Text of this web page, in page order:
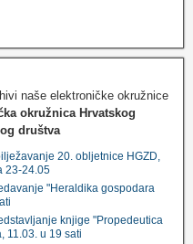
naše elektroničke okružnice
okružnica Hrvatskog
društva
20. obljetnice HGZD,
23-24.05
"Heraldika gospodara
knjige "Propedeutica
11.03. u 19 sati